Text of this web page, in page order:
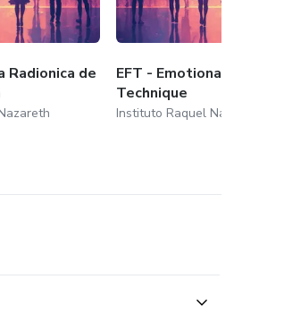
sua vida.
Radionica de
EFT - Emotional Freedom
Technique
Instituto Raquel Nazareth